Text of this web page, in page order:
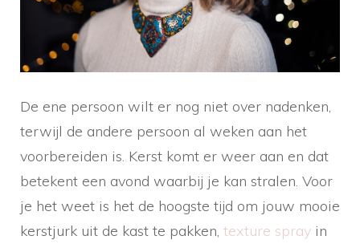
De ene persoon wilt er nog niet over nadenken,
terwijl de andere persoon al weken aan het
voorbereiden is. Kerst komt er weer aan en dat
betekent een avond waarbij je kan stralen. Voor
je het weet is het de hoogste tijd om jouw mooie
kerstjurk uit de kast te pakken, texture spray in